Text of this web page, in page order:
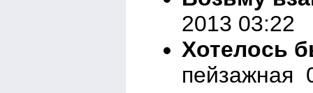
2013 03:22
Хотелось
пейзажная